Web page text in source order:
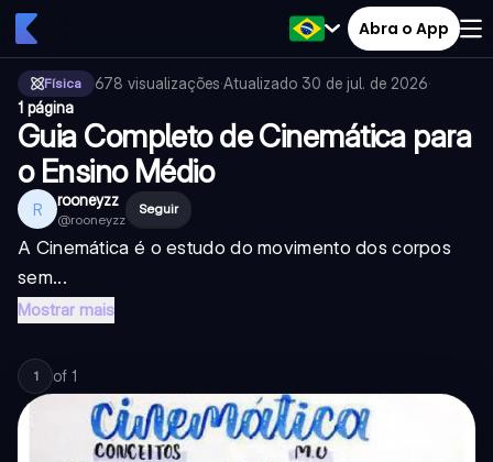
Abra o App
Física 678 visualizações·Atualizado 30 de jul. de 2026·
1 página
Guia Completo de Cinemática para
o Ensino Médio
R rooneyzz
@rooneyzz
Seguir
A Cinemática é o estudo do movimento dos corpos
sem...
Mostrar mais
1 of 1